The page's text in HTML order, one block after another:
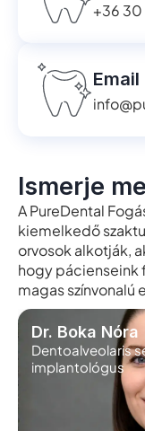
+36 30
Email
Ismerje
A PureDental
kiemelkedő
orvosok alkotják,
hogy pácienseink
magas színvonalú
Dr. Boka Nóra
Dentoalveolaris
implantológus